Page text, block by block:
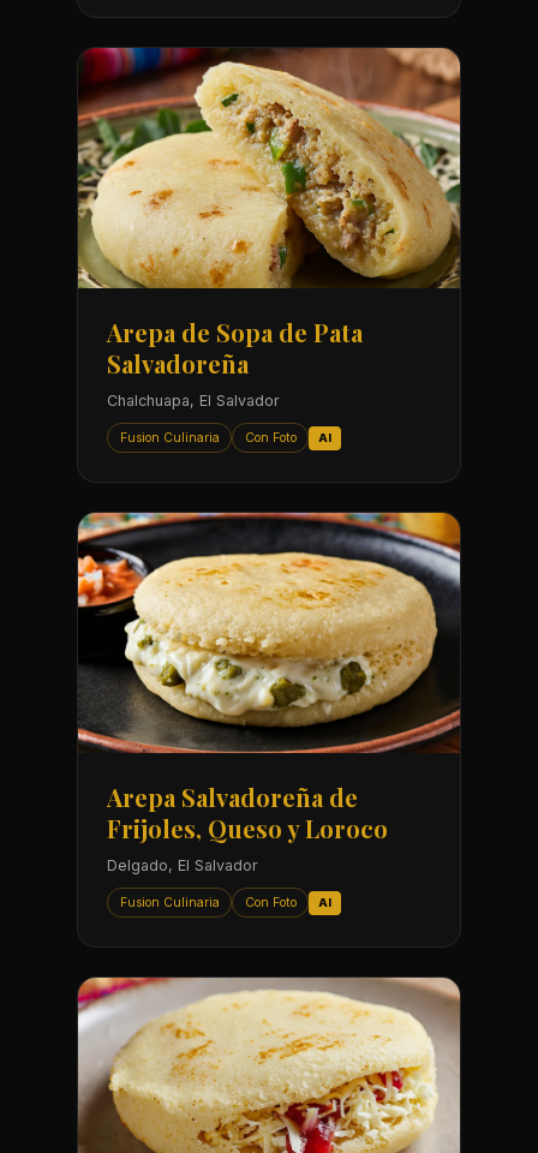
Arepa de Sopa de Pata
Salvadoreña
Chalchuapa, El Salvador
Fusion Culinaria Con Foto AI
Arepa Salvadoreña de
Frijoles, Queso y Loroco
Delgado, El Salvador
Fusion Culinaria Con Foto AI